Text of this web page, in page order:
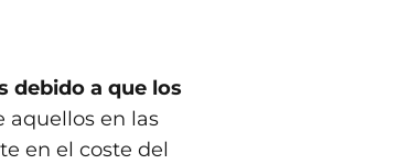
debido a que los
aquellos en las
en el coste del